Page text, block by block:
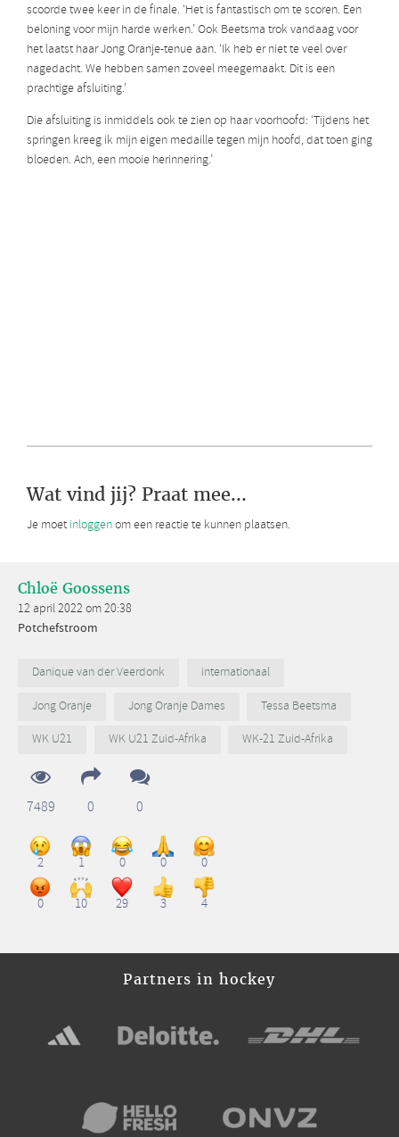
scoorde twee keer in de finale. ‘Het is fantastisch om te scoren. Een
beloning voor mijn harde werken.’ Ook Beetsma trok vandaag voor
het laatst haar Jong Oranje-tenue aan. ‘Ik heb er niet te veel over
nagedacht. We hebben samen zoveel meegemaakt. Dit is een
prachtige afsluiting.’
Die afsluiting is inmiddels ook te zien op haar voorhoofd: ‘Tijdens het
springen kreeg ik mijn eigen medaille tegen mijn hoofd, dat toen ging
bloeden. Ach, een mooie herinnering.’
Wat vind jij? Praat mee...
Je moet inloggenom een reactie te kunnen plaatsen.
Chloë Goossens
12 april 2022 om 20:38
Potchefstroom
Danique van der Veerdonk
internationaal
Jong Oranje
Jong Oranje Dames
Tessa Beetsma
WK U21
WK U21 Zuid-Afrika WK-21 Zuid-Afrika
7489 0 0
2 1 0 0 0
0 10 29 3 4
Partners in hockey